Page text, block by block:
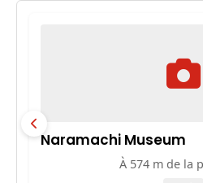
Naramachi Museum
À 574 m de la